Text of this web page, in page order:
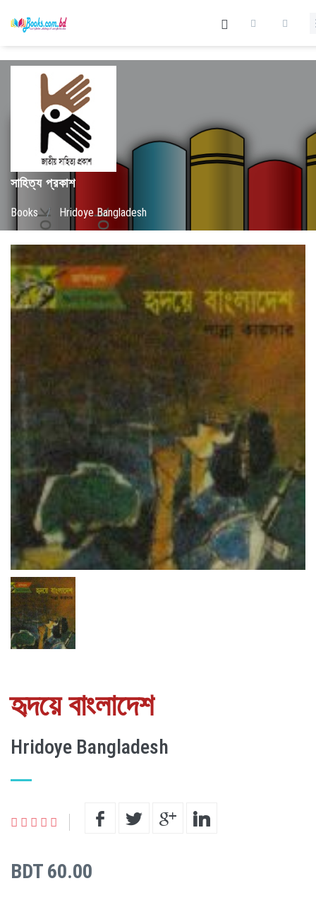
সাহিত্য প্রকাশ
Books / Hridoye Bangladesh
হৃদয়ে বাংলাদেশ
Hridoye Bangladesh
BDT 60.00